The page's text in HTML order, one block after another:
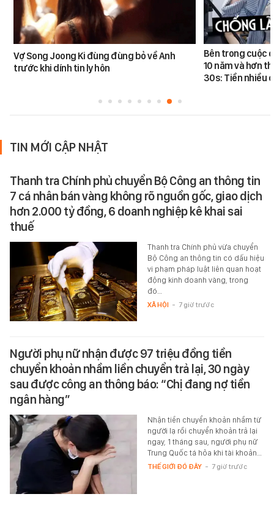
Vợ Song Joong Ki đùng đùng bỏ về Anh
trước khi dính tin ly hôn
Bên trong cuộc
10 năm và hơn
30s: Tiền nhiều
TIN MỚI CẬP NHẬT
Thanh tra Chính phủ chuyển Bộ Công an thông tin
7 cá nhân bán vàng không rõ nguồn gốc, giao dịch
hơn 2.000 tỷ đồng, 6 doanh nghiệp kê khai sai
thuế
Thanh tra Chính phủ vừa chuyển
Bộ Công an thông tin có dấu hiệu
vi phạm pháp luật liên quan hoạt
động kinh doanh vàng, trong
đó…
XÃ HỘI - 7 giờ trước
Người phụ nữ nhận được 97 triệu đồng tiền
chuyển khoản nhầm liền chuyển trả lại, 30 ngày
sau được công an thông báo: “Chị đang nợ tiền
ngân hàng”
Nhận tiền chuyển khoản nhầm từ
người lạ rồi chuyển khoản trả lại
ngay, 1 tháng sau, người phụ nữ
Trung Quốc tá hỏa khi tài khoản…
THẾ GIỚI ĐÓ ĐÂY - 7 giờ trước